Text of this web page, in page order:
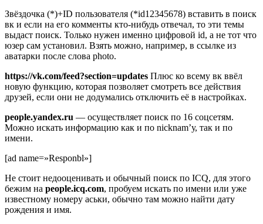
Звёздочка (*)+ID пользователя (*id12345678) вставить в поиск
вк и если на его комменты кто-нибудь отвечал, то эти темы
выдаст поиск. Только нужен именно цифровой id, а не тот что
юзер сам установил. Взять можно, например, в ссылке из
аватарки после слова photo.
https://vk.com/feed?section=updates Плюс ко всему вк ввёл
новую функцию, которая позволяет смотреть все действия
друзей, если они не додумались отключить её в настройках.
people.yandex.ru — осуществляет поиск по 16 соцсетям.
Можно искать информацию как и по nicknam’у, так и по
имени.
[ad name=»Responbl»]
Не стоит недооценивать и обычный поиск по ICQ, для этого
бежим на people.icq.com, пробуем искать по имени или уже
известному номеру аськи, обычно там можно найти дату
рождения и имя.